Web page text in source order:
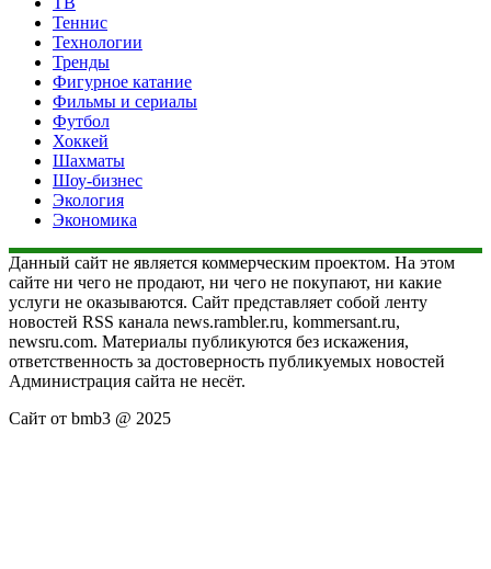
Теннис
Технологии
Тренды
Фигурное катание
Фильмы и сериалы
Футбол
Хоккей
Шахматы
Шоу-бизнес
Экология
Экономика
Данный сайт не является коммерческим проектом. На этом
сайте ни чего не продают, ни чего не покупают, ни какие
услуги не оказываются. Сайт представляет собой ленту
новостей RSS канала news.rambler.ru, kommersant.ru,
newsru.com. Материалы публикуются без искажения,
ответственность за достоверность публикуемых новостей
Администрация сайта не несёт.
Сайт от bmb3 @ 2025